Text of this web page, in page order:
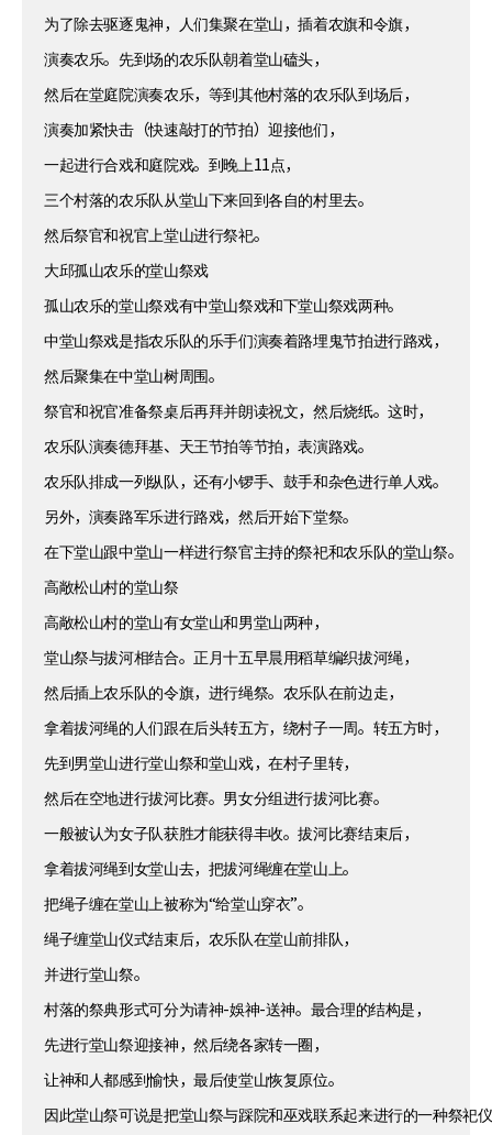
为了除去驱逐鬼神，人们集聚在堂山，插着农旗和令旗，
演奏农乐。先到场的农乐队朝着堂山磕头，
然后在堂庭院演奏农乐，等到其他村落的农乐队到场后，
演奏加紧快击（快速敲打的节拍）迎接他们，
一起进行合戏和庭院戏。到晚上11点，
三个村落的农乐队从堂山下来回到各自的村里去。
然后祭官和祝官上堂山进行祭祀。
大邱孤山农乐的堂山祭戏
孤山农乐的堂山祭戏有中堂山祭戏和下堂山祭戏两种。
中堂山祭戏是指农乐队的乐手们演奏着路埋鬼节拍进行路戏，
然后聚集在中堂山树周围。
祭官和祝官准备祭桌后再拜并朗读祝文，然后烧纸。这时，
农乐队演奏德拜基、天王节拍等节拍，表演路戏。
农乐队排成一列纵队，还有小锣手、鼓手和杂色进行单人戏。
另外，演奏路军乐进行路戏，然后开始下堂祭。
在下堂山跟中堂山一样进行祭官主持的祭祀和农乐队的堂山祭。
高敞松山村的堂山祭
高敞松山村的堂山有女堂山和男堂山两种，
堂山祭与拔河相结合。正月十五早晨用稻草编织拔河绳，
然后插上农乐队的令旗，进行绳祭。农乐队在前边走，
拿着拔河绳的人们跟在后头转五方，绕村子一周。转五方时，
先到男堂山进行堂山祭和堂山戏，在村子里转，
然后在空地进行拔河比赛。男女分组进行拔河比赛。
一般被认为女子队获胜才能获得丰收。拔河比赛结束后，
拿着拔河绳到女堂山去，把拔河绳缠在堂山上。
把绳子缠在堂山上被称为“给堂山穿衣”。
绳子缠堂山仪式结束后，农乐队在堂山前排队，
并进行堂山祭。
村落的祭典形式可分为请神-娛神-送神。最合理的结构是，
先进行堂山祭迎接神，然后绕各家转一圈，
让神和人都感到愉快，最后使堂山恢复原位。
因此堂山祭可说是把堂山祭与踩院和巫戏联系起来进行的一种祭祀